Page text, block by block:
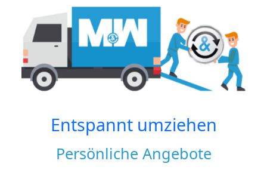
Entspannt umziehen
Persönliche Angebote